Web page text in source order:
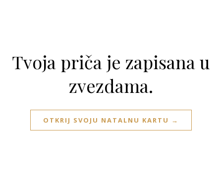
Tvoja priča je zapisana u
zvezdama.
OTKRIJ SVOJU NATALNU KARTU →